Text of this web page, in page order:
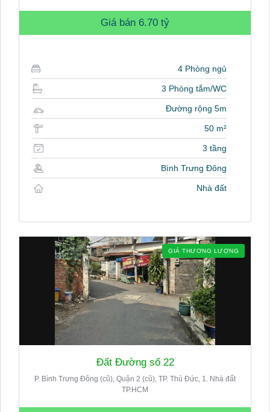
Giá bán 6.70 tỷ
4 Phòng ngủ
3 Phòng tắm/WC
Đường rộng 5m
50 m²
3 tầng
Bình Trưng Đông
Nhà đất
GIÁ THƯƠNG LƯỢNG
Đất Đường số 22
P. Bình Trưng Đông (cũ), Quận 2 (cũ), TP. Thủ Đức, 1. Nhà đất
TP.HCM